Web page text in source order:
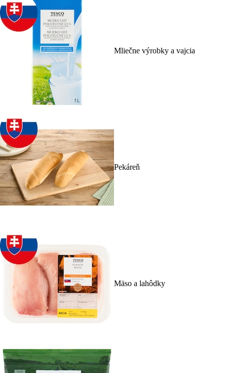
Mliečne výrobky a vajcia
Pekáreň
Mäso a lahôdky